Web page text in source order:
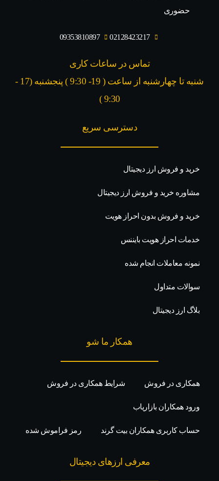
حضوری
02128423217
09353810897
تماس در ساعات کاری
شنبه تا چهارشنبه از ساعت ( 19- 9:30 ) پنجشنبه (17 -
9:30 )​
دسترسی سریع
خرید و فروش ارز دیجیتال
مشاوره خرید و فروش ارز دیجیتال
خرید و فروش بدون احراز هویت
خدمات احراز هویت بایننس
نمونه معاملات انجام شده
سوالات متداول
بلاگ ارز دیجیتال
همکار ما شو
همکاری در فروش شرایط همکاری در فروش
ورود همکاران بازاریاب
حساب کاربری همکاران بیت گرند رمز فراموش شده
معرفی ارزهای دیجیتال